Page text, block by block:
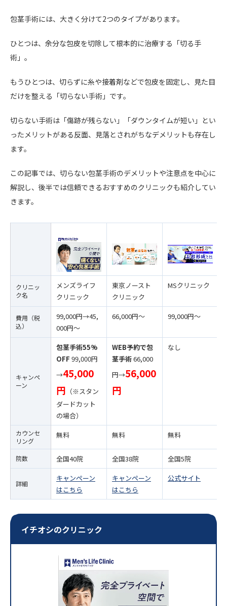
包茎手術には、大きく分けて2つのタイプがあります。
ひとつは、余分な包皮を切除して根本的に治療する「切る手
術」。
もうひとつは、切らずに糸や接着剤などで包皮を固定し、見た目
だけを整える「切らない手術」です。
切らない手術は「傷跡が残らない」「ダウンタイムが短い」とい
ったメリットがある反面、見落とされがちなデメリットも存在し
ます。
この記事では、切らない包茎手術のデメリットや注意点を中心に
解説し、後半では信頼できるおすすめのクリニックも紹介してい
きます。
クリニッ
ク名
メンズライフ
クリニック
東京ノースト
クリニック
MSクリニック
費用（税
込）
99,000円→45,
000円〜
66,000円〜 99,000円〜
キャンペ
ーン
包茎手術55%
OFF 99,000円
→45,000
円 （※スタン
ダードカット
の場合）
WEB予約で包
茎手術66,000
円→56,000
円
なし
カウンセ
リング
無料 無料 無料
院数 全国40院 全国38院 全国5院
詳細
キャンペーン
はこちら
キャンペーン
はこちら
公式サイト
イチオシのクリニック